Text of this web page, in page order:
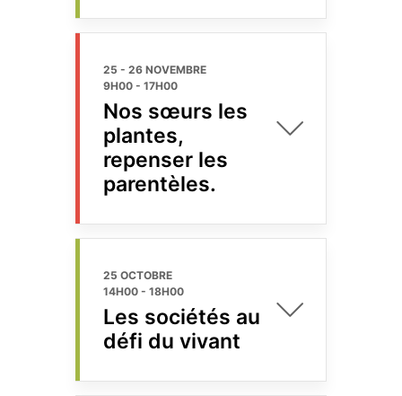
25 - 26 NOVEMBRE
9H00 - 17H00
Nos sœurs les
plantes,
repenser les
parentèles.
25 OCTOBRE
14H00 - 18H00
Les sociétés au
défi du vivant